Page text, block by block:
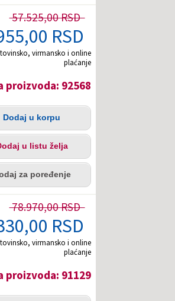
57.525,00 RSD
RSD
virmansko i online
plaćanje
proizvoda: 92568
Dodaj u korpu
u listu želja
za poređenje
78.970,00 RSD
RSD
virmansko i online
plaćanje
proizvoda: 91129